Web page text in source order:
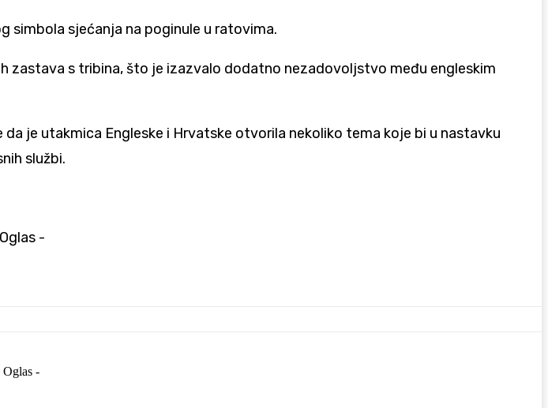
simbola sjećanja na poginule u ratovima.
zastava s tribina, što je izazvalo dodatno nezadovoljstvo među engleskim
je utakmica Engleske i Hrvatske otvorila nekoliko tema koje bi u nastavku
službi.
-
Oglas -